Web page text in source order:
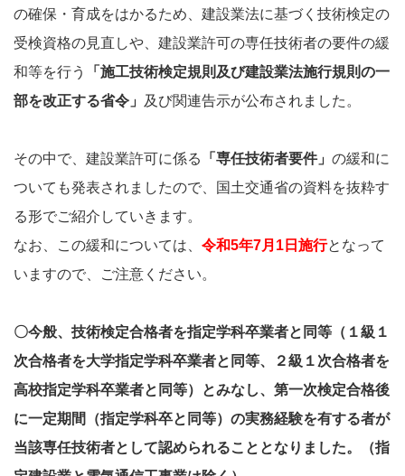
の確保・育成をはかるため、建設業法に基づく技術検定の
受検資格の見直しや、建設業許可の専任技術者の要件の緩
和等を行う
「施工技術検定規則及び建設業法施行規則の一
部を改正する省令」
及び関連告示が公布されました。
その中で、建設業許可に係る 「専任技術者要件」 の緩和に
ついても発表されましたので、国土交通省の資料を抜粋す
る形でご紹介していきます。
なお、この緩和については、 令和5年7月1日施行となって
いますので、ご注意ください。
〇今般、技術検定合格者を指定学科卒業者と同等（１級１
次合格者を大学指定学科卒業者と同等、２級１次合格者を
高校指定学科卒業者と同等）とみなし、第一次検定合格後
に一定期間（指定学科卒と同等）の実務経験を有する者が
当該専任技術者として認められることとなりました。（指